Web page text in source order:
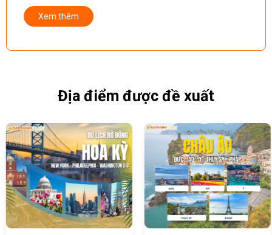
Xem thêm
Địa điểm được đề xuất